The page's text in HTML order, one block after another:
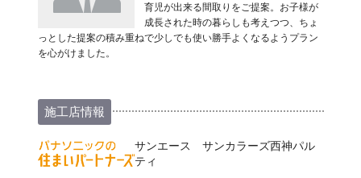
育児が出来る間取りをご提案。お子様が
成長された時の暮らしも考えつつ、ちょ
っとした提案の積み重ねで少しでも使い勝手よくなるようプラン
を心がけました。
施工店情報
サンエース サンカラーズ西神パル
ティ